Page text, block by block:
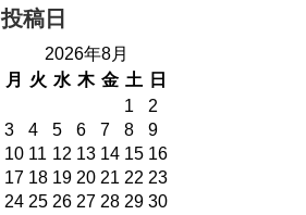
投稿日
2026年8月
月
火 水 木 金 土
日
1
2
3
4 5 6 7 8
9
10 11 12 13 14 15 16
17 18 19 20 21 22 23
24 25 26 27 28 29 30